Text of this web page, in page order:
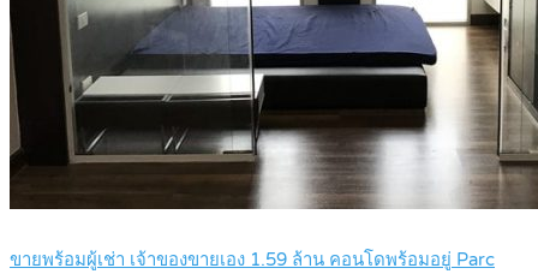
ขายพร้อมผู้เช่า เจ้าของขายเอง 1.59 ล้าน คอนโดพร้อมอยู่ Parc